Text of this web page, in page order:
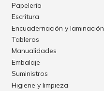
Papelería
Escritura
Encuadernación y laminación
Tableros
Manualidades
Embalaje
Suministros
Higiene y limpieza